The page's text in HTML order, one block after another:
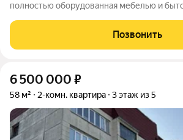
полностью оборудованная мебелью и
самый перспективный, самый чистый,
красивый! ДВОР: Большое количество
Позвонить
6 500 000 ₽
58 м² 2-комн. квартира 3 этаж из 5